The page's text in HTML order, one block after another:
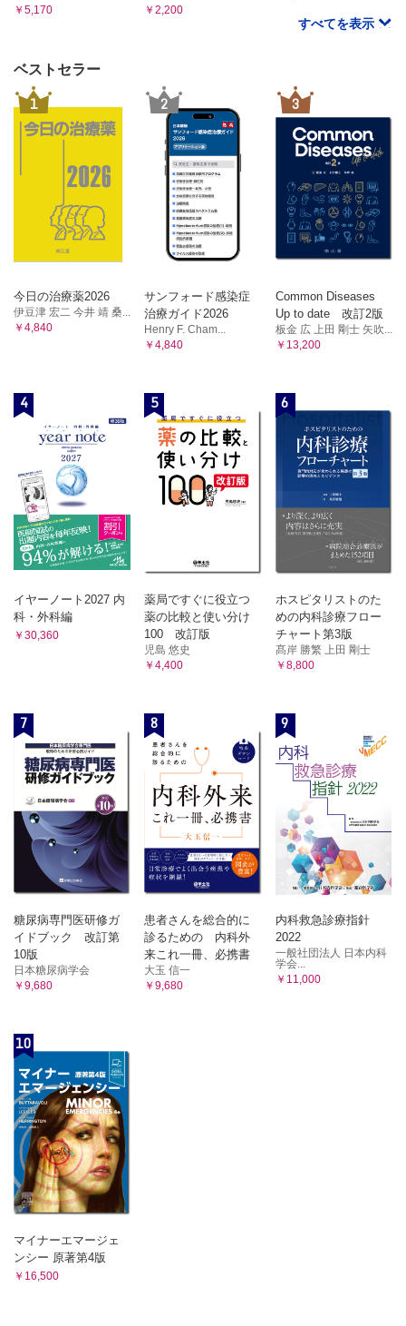
￥5,170 ￥2,200
すべてを表示
ベストセラー
1
今日の治療薬2026
伊豆津 宏二 今井 靖 桑...
￥4,840
2
サンフォード感染症
治療ガイド2026
Henry F. Cham...
￥4,840
3
Common Diseases
Up to date 改訂2版
板金 広 上田 剛士 矢吹...
￥13,200
4
イヤーノート2027 内
科・外科編
￥30,360
5
薬局ですぐに役立つ
薬の比較と使い分け
100 改訂版
児島 悠史
￥4,400
6
ホスピタリストのた
めの内科診療フロー
チャート第3版
髙岸 勝繁 上田 剛士
￥8,800
7
糖尿病専門医研修ガ
イドブック 改訂第
10版
日本糖尿病学会
￥9,680
8
患者さんを総合的に
診るための 内科外
来これ一冊、必携書
大玉 信一
￥9,680
9
内科救急診療指針
2022
一般社団法人 日本内科
学会...
￥11,000
10
マイナーエマージェ
ンシー 原著第4版
￥16,500